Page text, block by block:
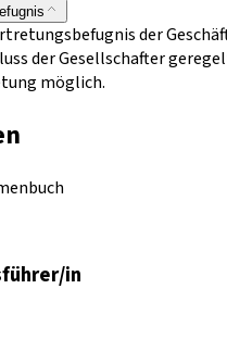
der
der Gesellschafter
möglich.
in